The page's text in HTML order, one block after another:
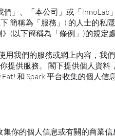
們」、「本公司」或「
簡稱為「服務」) 的人士的
(以下簡稱為「條例」)的規定
用我們的服務或網上內容，我
提供服務。 閣下提供個人資
和 Spark 平台收集的個人信息
你的個人信息或有關的商業